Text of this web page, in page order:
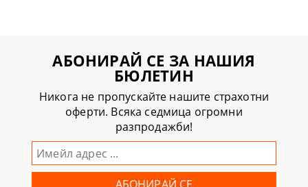
АБОНИРАЙ СЕ ЗА НАШИЯ
БЮЛЕТИН
Никога не пропускайте нашите страхотни
оферти. Всяка седмица огромни
разпродажби!